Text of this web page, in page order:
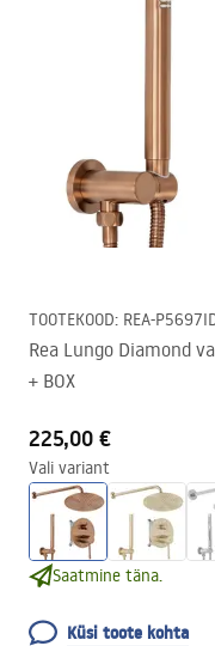
TOOTEKOOD: REA-P5697
Rea Lungo Diamond
+ BOX
225,00 €
Vali variant
Saatmine täna.
Küsi toote kohta